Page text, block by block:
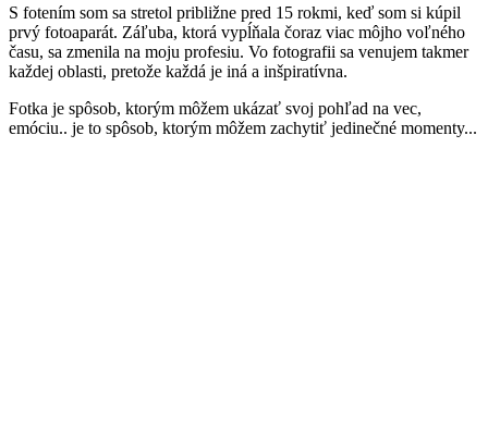
S fotením som sa stretol približne pred 15 rokmi, keď som si kúpil
prvý fotoaparát. Záľuba, ktorá vypĺňala čoraz viac môjho voľného
času, sa zmenila na moju profesiu. Vo fotografii sa venujem takmer
každej oblasti, pretože každá je iná a inšpiratívna.
Fotka je spôsob, ktorým môžem ukázať svoj pohľad na vec,
emóciu.. je to spôsob, ktorým môžem zachytiť jedinečné momenty...